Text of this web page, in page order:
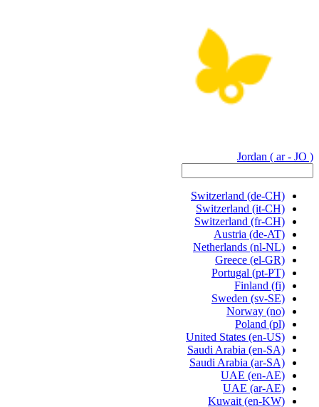
Jordan ( ar - JO )
Switzerland (de-CH)
Switzerland (it-CH)
Switzerland (fr-CH)
Austria (de-AT)
Netherlands (nl-NL)
Greece (el-GR)
Portugal (pt-PT)
Finland (fi)
Sweden (sv-SE)
Norway (no)
Poland (pl)
United States (en-US)
Saudi Arabia (en-SA)
Saudi Arabia (ar-SA)
UAE (en-AE)
UAE (ar-AE)
Kuwait (en-KW)